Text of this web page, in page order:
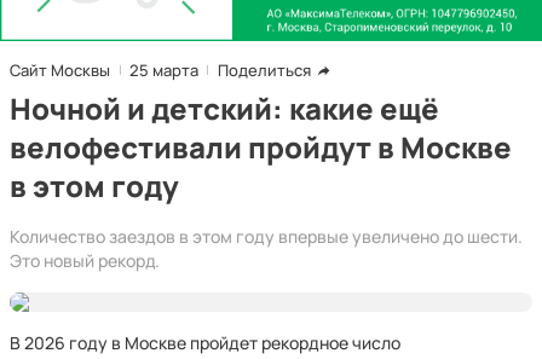
Сайт Москвы 25 марта Поделиться
Ночной и детский: какие ещё
велофестивали пройдут в Москве
в этом году
Количество заездов в этом году впервые увеличено до шести.
Это новый рекорд.
В 2026 году в Москве пройдет рекордное число